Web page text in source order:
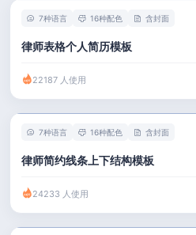
7种语言 16种配色 含封面
律师表格个人简历模板
22187 人使用
7种语言 16种配色 含封面
律师简约线条上下结构模板
24233 人使用